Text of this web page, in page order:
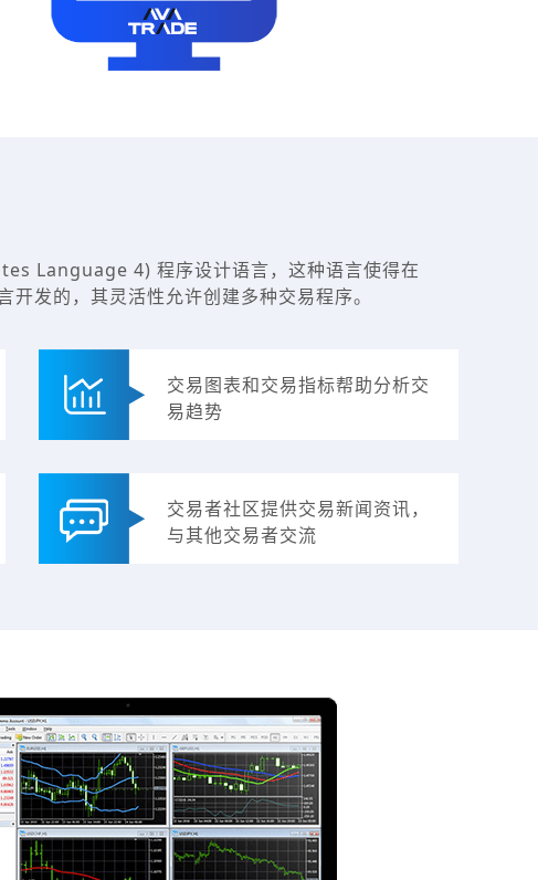
Language 4) 程序设计语言，这种语言使得在
发的，其灵活性允许创建多种交易程序。
交易图表和交易指标帮助分析交
易趋势
交易者社区提供交易新闻资讯，
与其他交易者交流